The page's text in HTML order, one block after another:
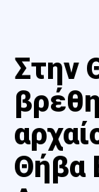
Στην
Θήβα